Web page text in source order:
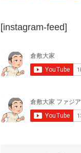
[instagram-feed]